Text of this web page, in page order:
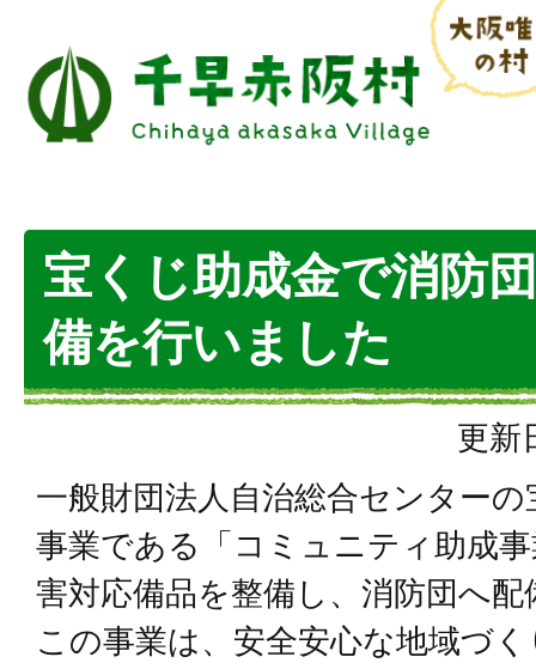
宝くじ助成金で消防
備を行いました
更新
一般財団法人自治総合センター
事業である「コミュニティ助成
害対応備品を整備し、消防団へ
この事業は、安全安心な地域づ